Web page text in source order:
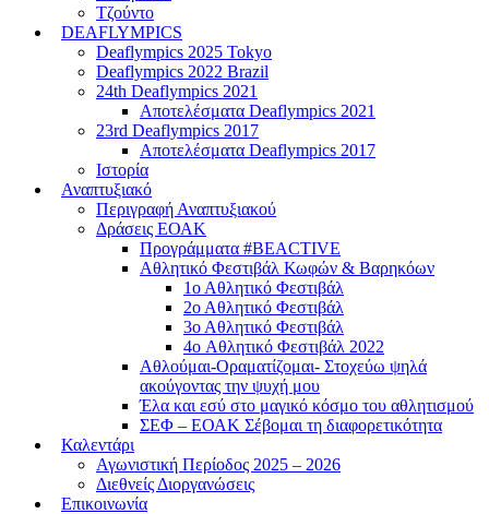
Τζούντο
DEAFLYMPICS
Deaflympics 2025 Tokyo
Deaflympics 2022 Brazil
24th Deaflympics 2021
Αποτελέσματα Deaflympics 2021
23rd Deaflympics 2017
Αποτελέσματα Deaflympics 2017
Ιστορία
Αναπτυξιακό
Περιγραφή Αναπτυξιακού
Δράσεις ΕΟΑΚ
Προγράμματα #BEACTIVE
Αθλητικό Φεστιβάλ Κωφών & Βαρηκόων
1ο Αθλητικό Φεστιβάλ
2ο Αθλητικό Φεστιβάλ
3ο Αθλητικό Φεστιβάλ
4o Αθλητικό Φεστιβάλ 2022
Αθλούμαι-Οραματίζομαι- Στοχεύω ψηλά
ακούγοντας την ψυχή μου
Έλα και εσύ στο μαγικό κόσμο του αθλητισμού
ΣΕΦ – ΕΟΑΚ Σέβομαι τη διαφορετικότητα
Καλεντάρι
Αγωνιστική Περίοδος 2025 – 2026
Διεθνείς Διοργανώσεις
Επικοινωνία